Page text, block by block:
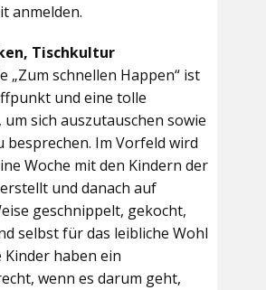
anmelden.
Tischkultur
„Zum schnellen Happen“ ist
und eine tolle
sich auszutauschen sowie
besprechen. Im Vorfeld wird
Woche mit den Kindern der
und danach auf
geschnippelt, gekocht,
selbst für das leibliche Wohl
Kinder haben ein
wenn es darum geht,